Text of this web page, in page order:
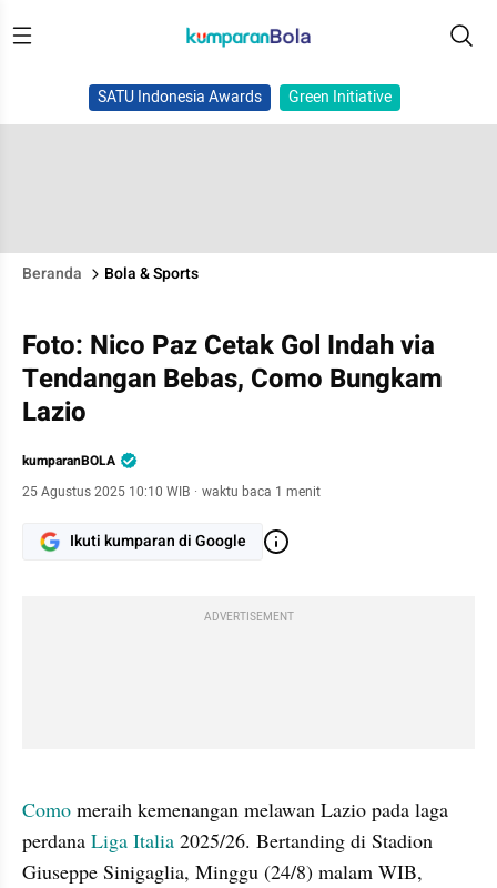
SATU Indonesia Awards Green Initiative
Beranda Bola & Sports
Foto: Nico Paz Cetak Gol Indah via
Tendangan Bebas, Como Bungkam
Lazio
kumparanBOLA
25 Agustus 2025 10:10 WIB · waktu baca 1 menit
Ikuti kumparan di Google
ADVERTISEMENT
Como meraih kemenangan melawan Lazio pada laga
perdana Liga Italia 2025/26. Bertanding di Stadion
Giuseppe Sinigaglia, Minggu (24/8) malam WIB,